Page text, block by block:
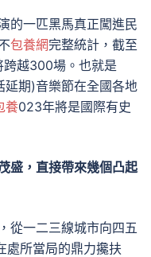
的一匹黑馬真正闖進民
包養網完整統計，截至
越300場。也就是
期)音樂節在全國各地
養023年將是國際有史
盛，直接帶來幾個凸起
從一二三線城市向四五
處所當局的鼎力攙扶